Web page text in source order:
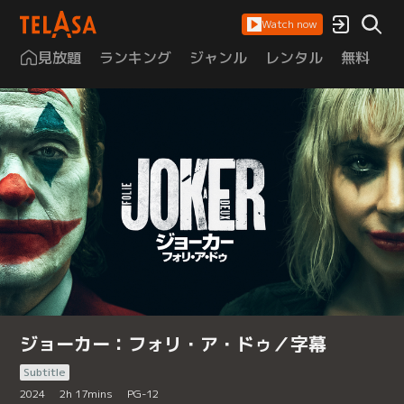
Watch now
見放題 ランキング ジャンル レンタル 無料
ジョーカー：フォリ・ア・ドゥ／字幕
Subtitle
2024
2h 17mins PG-12